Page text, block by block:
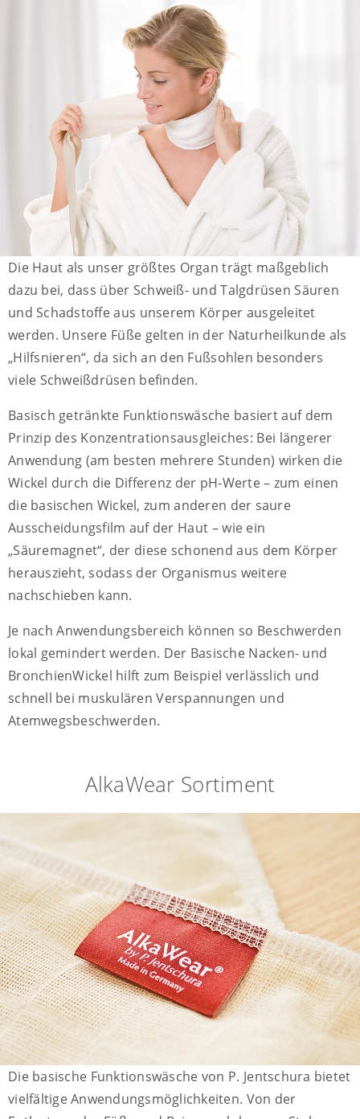
Die Haut als unser größtes Organ trägt maßgeblich
dazu bei, dass über Schweiß- und Talgdrüsen Säuren
und Schadstoffe aus unserem Körper ausgeleitet
werden. Unsere Füße gelten in der Naturheilkunde als
„Hilfsnieren“, da sich an den Fußsohlen besonders
viele Schweißdrüsen befinden.
Basisch getränkte Funktionswäsche basiert auf dem
Prinzip des Konzentrationsausgleiches: Bei längerer
Anwendung (am besten mehrere Stunden) wirken die
Wickel durch die Differenz der pH-Werte – zum einen
die basischen Wickel, zum anderen der saure
Ausscheidungsfilm auf der Haut – wie ein
„Säuremagnet“, der diese schonend aus dem Körper
herauszieht, sodass der Organismus weitere
nachschieben kann.
Je nach Anwendungsbereich können so Beschwerden
lokal gemindert werden. Der Basische Nacken- und
BronchienWickel hilft zum Beispiel verlässlich und
schnell bei muskulären Verspannungen und
Atemwegsbeschwerden.
AlkaWear Sortiment
Die basische Funktionswäsche von P. Jentschura bietet
vielfältige Anwendungsmöglichkeiten. Von der